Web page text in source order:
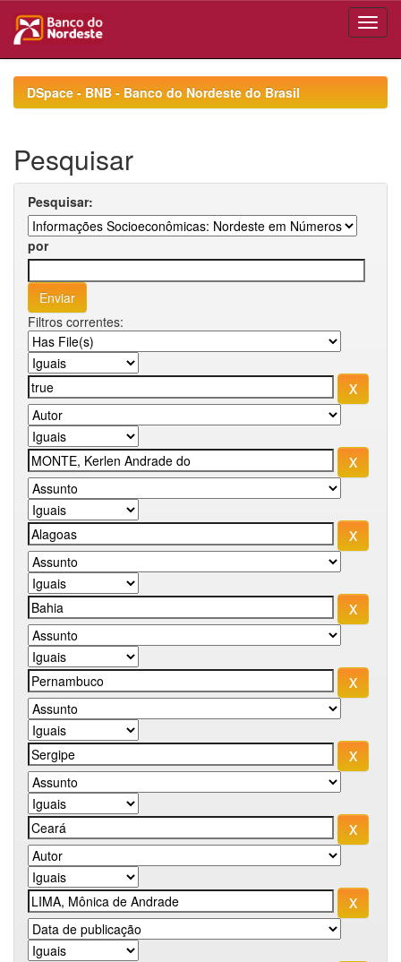
navigationDSpace - BNB - Banco do Nordeste do Brasil
Pesquisar
Pesquisar:
por
Filtros correntes: